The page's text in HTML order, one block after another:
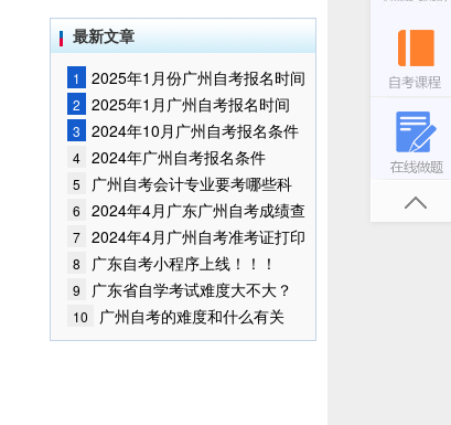
最新文章
1
2025年1月份广州自考报名时间
已公布！
2 2025年1月广州自考报名时间
3
2024年10月广州自考报名条件
已公布!
4 2024年广州自考报名条件
5
广州自考会计专业要考哪些科
目?
6
2024年4月广东广州自考成绩查
询时间已确定
7 2024年4月广州自考准考证打印
时间
8 广东自考小程序上线！！！
9 广东省自学考试难度大不大？
10
广州自考的难度和什么有关
联？